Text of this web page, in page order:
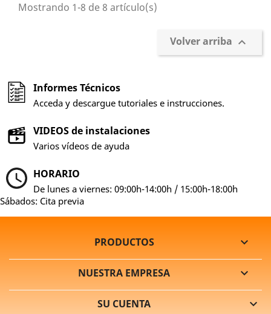
Mostrando 1-8 de 8 artículo(s)
Volver arriba 
Informes Técnicos
Acceda y descargue tutoriales e instrucciones.
VIDEOS de instalaciones
Varios vídeos de ayuda
HORARIO
De lunes a viernes: 09:00h-14:00h / 15:00h-18:00h
Sábados: Cita previa
PRODUCTOS 
NUESTRA EMPRESA 
SU CUENTA 